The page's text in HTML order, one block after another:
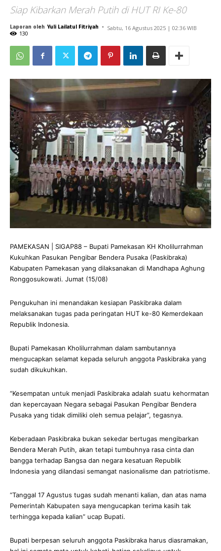
Siap Kibarkan Merah Putih di HUT RI Ke-80
Laporan oleh Yuli Lailatul Fitriyah - Sabtu, 16 Agustus 2025 | 02:36 WIB
130
PAMEKASAN | SIGAP88 – Bupati Pamekasan KH Kholilurrahman
Kukuhkan Pasukan Pengibar Bendera Pusaka (Paskibraka)
Kabupaten Pamekasan yang dilaksanakan di Mandhapa Aghung
Ronggosukowati. Jumat (15/08)
Pengukuhan ini menandakan kesiapan Paskibraka dalam
melaksanakan tugas pada peringatan HUT ke-80 Kemerdekaan
Republik Indonesia.
Bupati Pamekasan Kholilurrahman dalam sambutannya
mengucapkan selamat kepada seluruh anggota Paskibraka yang
sudah dikukuhkan.
“Kesempatan untuk menjadi Paskibraka adalah suatu kehormatan
dan kepercayaan Negara sebagai Pasukan Pengibar Bendera
Pusaka yang tidak dimiliki oleh semua pelajar”, tegasnya.
Keberadaan Paskibraka bukan sekedar bertugas mengibarkan
Bendera Merah Putih, akan tetapi tumbuhnya rasa cinta dan
bangga terhadap Bangsa dan negara kesatuan Republik
Indonesia yang dilandasi semangat nasionalisme dan patriotisme.
“Tanggal 17 Agustus tugas sudah menanti kalian, dan atas nama
Pemerintah Kabupaten saya mengucapkan terima kasih tak
terhingga kepada kalian” ucap Bupati.
Bupati berpesan seluruh anggota Paskibraka harus diasramakan,